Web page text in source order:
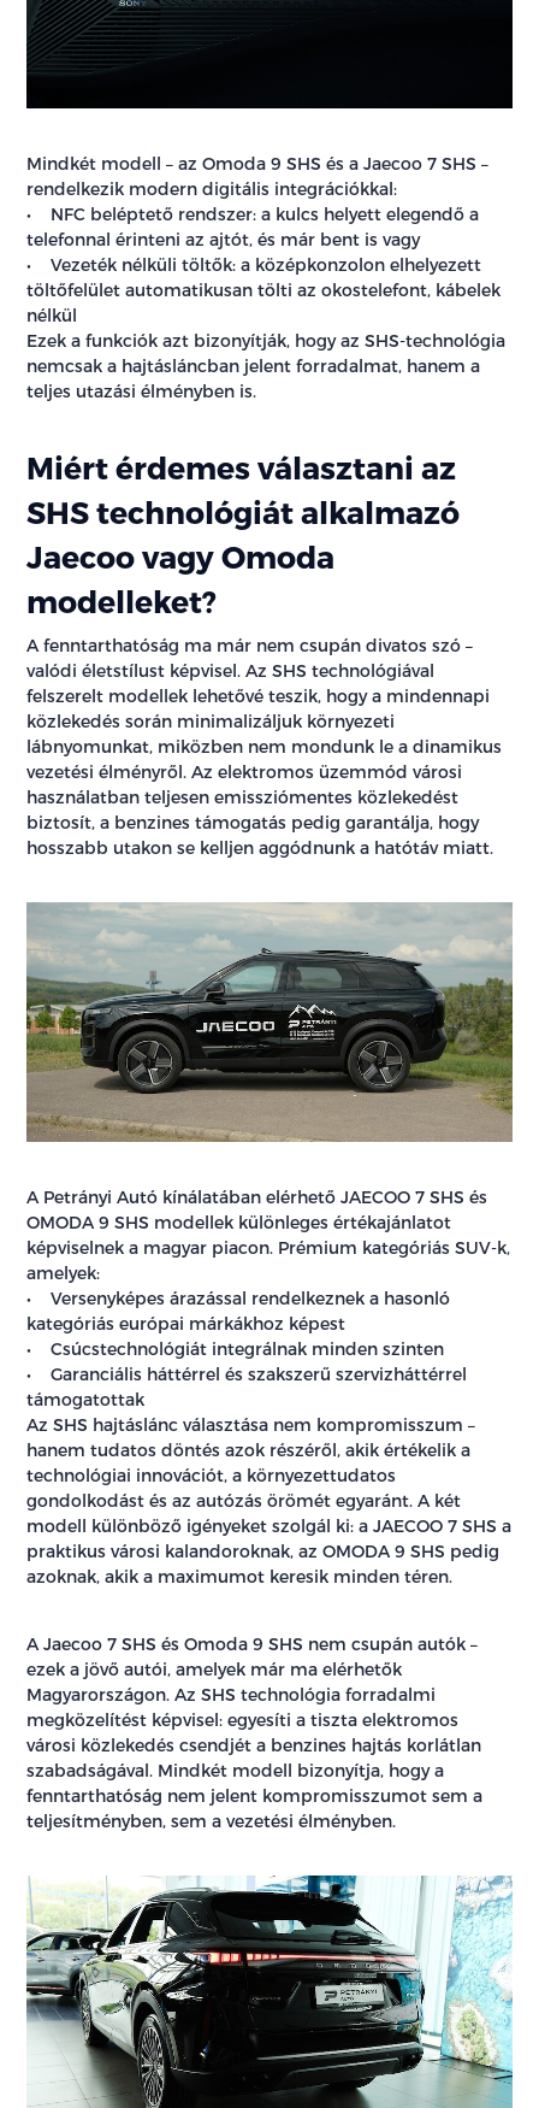
Mindkét modell – az Omoda 9 SHS és a Jaecoo 7 SHS –
rendelkezik modern digitális integrációkkal:
• NFC beléptető rendszer: a kulcs helyett elegendő a
telefonnal érinteni az ajtót, és már bent is vagy
• Vezeték nélküli töltők: a középkonzolon elhelyezett
töltőfelület automatikusan tölti az okostelefont, kábelek
nélkül
Ezek a funkciók azt bizonyítják, hogy az SHS-technológia
nemcsak a hajtásláncban jelent forradalmat, hanem a
teljes utazási élményben is.
Miért érdemes választani az
SHS technológiát alkalmazó
Jaecoo vagy Omoda
modelleket?
A fenntarthatóság ma már nem csupán divatos szó –
valódi életstílust képvisel. Az SHS technológiával
felszerelt modellek lehetővé teszik, hogy a mindennapi
közlekedés során minimalizáljuk környezeti
lábnyomunkat, miközben nem mondunk le a dinamikus
vezetési élményről. Az elektromos üzemmód városi
használatban teljesen emissziómentes közlekedést
biztosít, a benzines támogatás pedig garantálja, hogy
hosszabb utakon se kelljen aggódnunk a hatótáv miatt.
A Petrányi Autó kínálatában elérhető JAECOO 7 SHS és
OMODA 9 SHS modellek különleges értékajánlatot
képviselnek a magyar piacon. Prémium kategóriás SUV-k,
amelyek:
• Versenyképes árazással rendelkeznek a hasonló
kategóriás európai márkákhoz képest
• Csúcstechnológiát integrálnak minden szinten
• Garanciális háttérrel és szakszerű szervizháttérrel
támogatottak
Az SHS hajtáslánc választása nem kompromisszum –
hanem tudatos döntés azok részéről, akik értékelik a
technológiai innovációt, a környezettudatos
gondolkodást és az autózás örömét egyaránt. A két
modell különböző igényeket szolgál ki: a JAECOO 7 SHS a
praktikus városi kalandoroknak, az OMODA 9 SHS pedig
azoknak, akik a maximumot keresik minden téren.
A Jaecoo 7 SHS és Omoda 9 SHS nem csupán autók –
ezek a jövő autói, amelyek már ma elérhetők
Magyarországon. Az SHS technológia forradalmi
megközelítést képvisel: egyesíti a tiszta elektromos
városi közlekedés csendjét a benzines hajtás korlátlan
szabadságával. Mindkét modell bizonyítja, hogy a
fenntarthatóság nem jelent kompromisszumot sem a
teljesítményben, sem a vezetési élményben.